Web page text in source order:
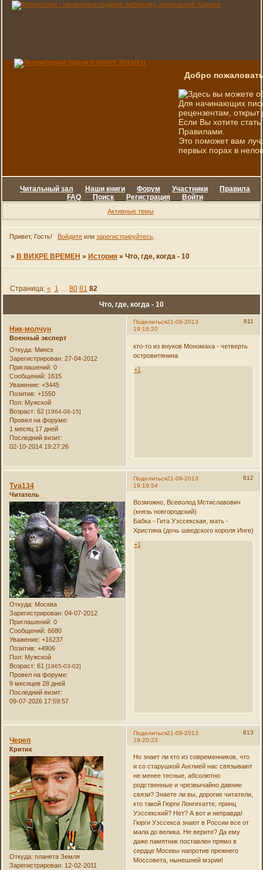
Добро
Здесь вы можете
Для начинающих
рецензентам, открыт
Если Вы хотите
Правилами.
Это поможет вам
первых порах в
Читальный зал Наши книги Форум Участники
Правила
FAQ
Поиск Регистрация Войти
Активные темы
Привет, Гость! Войдитеили зарегистрируйтесь.
» В ВИХРЕ ВРЕМЕН » История » Что, где, когда - 10
Что, где, когда - 10
Страница: « 1 … 80 81 82
Поделиться 811
21-09-2013
19:16:20
Ник-молчун
Военный эксперт
Откуда: Минск
Зарегистрирован: 27-04-2012
Приглашений: 0
Сообщений: 1615
Уважение: +3445
Позитив: +1550
Пол: Мужской
Возраст: 62[1964-06-15]
Провел на форуме:
1 месяц 17 дней
Последний визит:
02-10-2014 19:27:26
кто-то из внуков Мономаха - четверть
островитянина
+1
Поделиться 812
21-09-2013
19:19:54
Tva134
Читатель
Откуда: Москва
Зарегистрирован: 04-07-2012
Приглашений: 0
Сообщений: 6680
Уважение: +16237
Позитив: +4906
Пол: Мужской
Возраст: 61[1965-03-02]
Провел на форуме:
9 месяцев 28 дней
Последний визит:
09-07-2026 17:59:57
Возможно, Всеволод Мстиславович
(князь новгородский)
Бабка - Гита Уэссекская, мать -
Христина (дочь шведского короля Инге)
+1
Поделиться 813
21-09-2013
19:20:23
Череп
Критик
Откуда: планета Земля
Зарегистрирован: 12-02-2011
Но знает ли кто из современников, что
и со старушкой Англией нас связывают
не менее тесные, абсолютно
родственные и чрезвычайно давние
связи? Знаете ли вы, дорогие читатели,
кто такой Гюрги Лонгехатте, принц
Уэссекский? Нет? А вот и неправда!
Гюрги Уэссекса знают в России все от
мала до велика. Не верите? Да ему
даже памятник поставлен прямо в
сердце Москвы напротив прежнего
Моссовета, нынешней мэрии!